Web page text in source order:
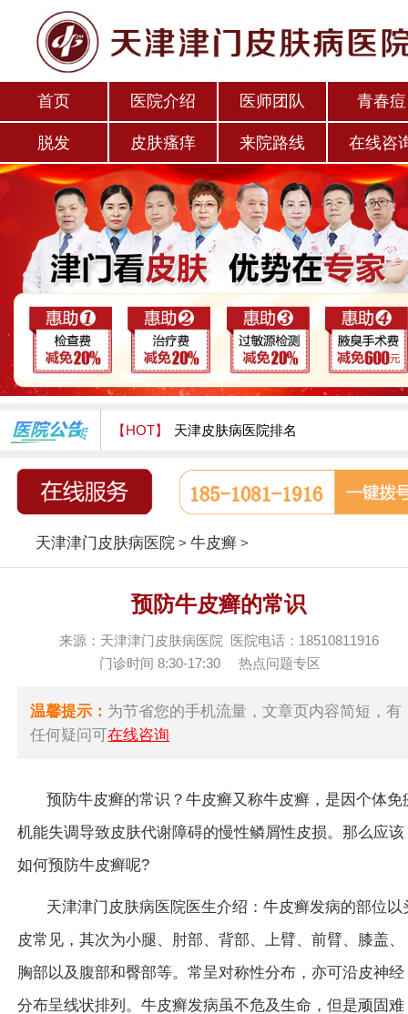
首页 医院介绍 医师团队 青春痘
脱发 皮肤瘙痒 来院路线 在线咨
【HOT】 天津皮肤病医院排名
天津津门皮肤病医院怎么样
天津津门皮肤病医院> 牛皮癣>
预防牛皮癣的常识
来源：天津津门皮肤病医院 医院电话：18510811916
门诊时间 8:30-17:30
热点问题专区
温馨提示： 为节省您的手机流量，文章页内容简短，有
任何疑问可在线咨询
预防牛皮癣的常识？牛皮癣又称牛皮癣，是因个体免
机能失调导致皮肤代谢障碍的慢性鳞屑性皮损。那么应该
如何预防牛皮癣呢?
天津津门皮肤病医院医生介绍：牛皮癣发病的部位以
皮常见，其次为小腿、肘部、背部、上臂、前臂、膝盖、
胸部以及腹部和臀部等。常呈对称性分布，亦可沿皮神经
分布呈线状排列。牛皮癣发病虽不危及生命，但是顽固难